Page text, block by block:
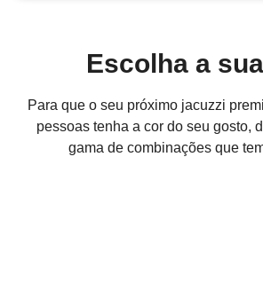
Escolha a
Para que o seu próximo jacuzzi
pessoas tenha a cor do seu gosto,
gama de combinações que